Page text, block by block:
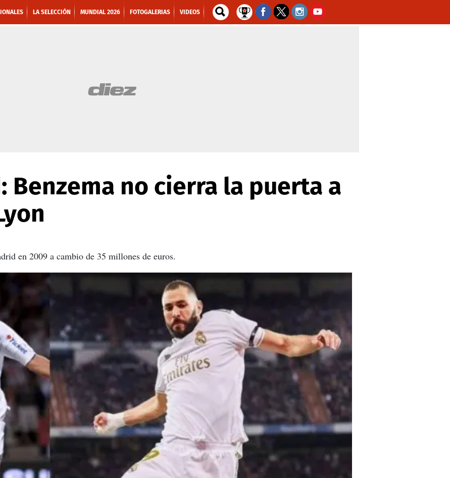
LA SELECCIÓN MUNDIAL 2026 FOTOGALERIAS VIDEOS
Benzema no cierra la puerta a
en 2009 a cambio de 35 millones de euros.